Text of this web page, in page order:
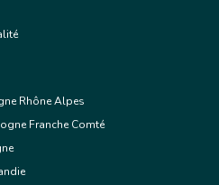
Rhône Alpes
Franche Comté